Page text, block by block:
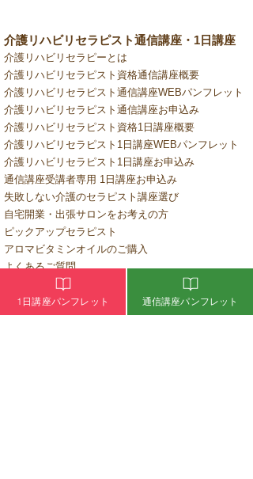
介護リハビリセラピスト通信講座・1日講座
介護リハビリセラピーとは
介護リハビリセラピスト資格通信講座概要
介護リハビリセラピスト通信講座WEBパンフレット
介護リハビリセラピスト通信講座お申込み
介護リハビリセラピスト資格1日講座概要
介護リハビリセラピスト1日講座WEBパンフレット
介護リハビリセラピスト1日講座お申込み
通信講座受講者専用 1日講座お申込み
失敗しない介護のセラピスト講座選び
自宅開業・出張サロンをお考えの方
ピックアップセラピスト
​アロマビタミンオイルのご購入
​よくあるご質問
オンライン学習ログイン
認定試験受験ログイン
1日講座パンフレット 通信講座パンフレット